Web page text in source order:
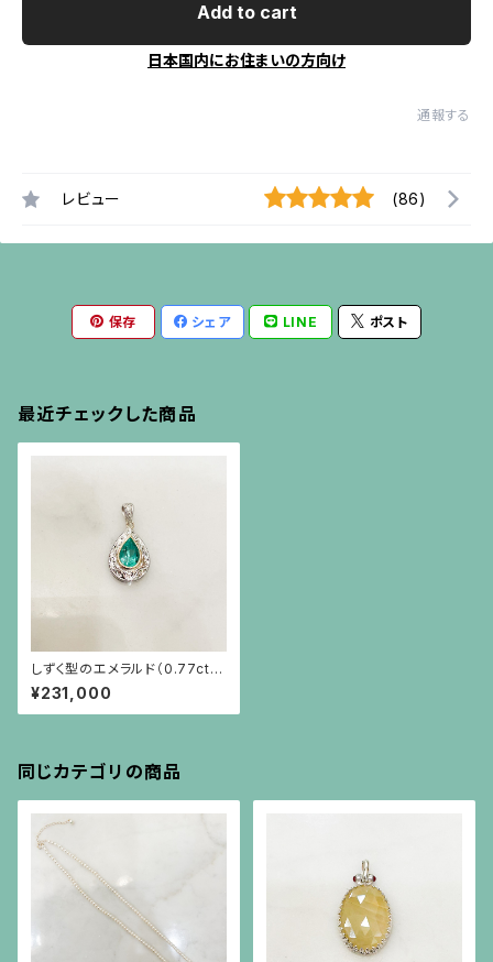
Add to cart
日本国内にお住まいの方向け
通報する
レビュー (86)
保存 シェア LINE ポスト
最近チェックした商品
しずく型のエメラルド（0.77ct）、
プラチナ、18金、小さなダイヤモ
ンドのペンダント(チェーン別）
¥231,000
同じカテゴリの商品